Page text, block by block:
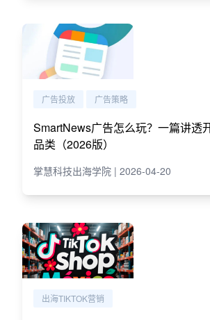
广告投放 广告策略
SmartNews广告怎么玩？一篇讲透
品类（2026版）
掌慧科技出海学院 | 2026-04-20
出海TIKTOK营销